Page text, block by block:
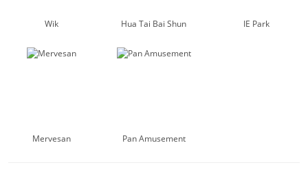
Wik Hua Tai Bai Shun IE Park
Mervesan Pan Amusement